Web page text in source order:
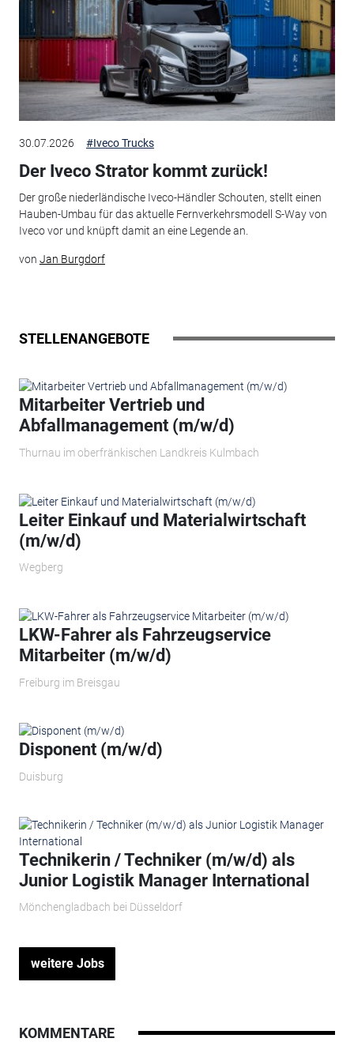
30.07.2026 #Iveco Trucks
Der Iveco Strator kommt zurück!
Der große niederländische Iveco-Händler Schouten, stellt einen
Hauben-Umbau für das aktuelle Fernverkehrsmodell S-Way von
Iveco vor und knüpft damit an eine Legende an.
von Jan Burgdorf
STELLENANGEBOTE
Mitarbeiter Vertrieb und
Abfallmanagement (m/w/d)
Thurnau im oberfränkischen Landkreis Kulmbach
Leiter Einkauf und Materialwirtschaft
(m/w/d)
Wegberg
LKW-Fahrer als Fahrzeugservice
Mitarbeiter (m/w/d)
Freiburg im Breisgau
Disponent (m/w/d)
Duisburg
Technikerin / Techniker (m/w/d) als
Junior Logistik Manager International
Mönchengladbach bei Düsseldorf
weitere Jobs
KOMMENTARE